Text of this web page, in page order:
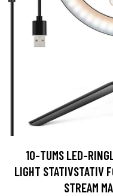
10-TUMS LED-
LIGHT STATIVSTATIV
STREAM